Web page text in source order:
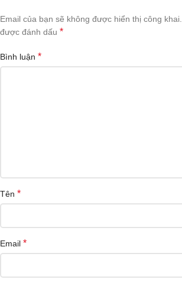
Email của bạn sẽ không được hiển thị công khai.
được đánh dấu *
Bình luận *
Tên *
Email *